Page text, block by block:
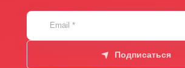
Email *
Подписаться